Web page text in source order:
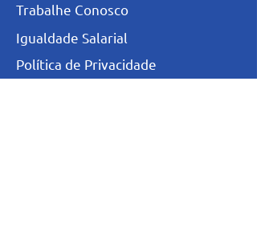
Trabalhe Conosco
Igualdade Salarial
Política de Privacidade